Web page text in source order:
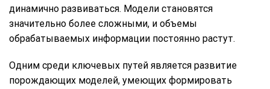
динамично развиваться. Модели становятся
значительно более сложными, и объемы
обрабатываемых информации постоянно растут.
Одним среди ключевых путей является развитие
порождающих моделей, умеющих формировать